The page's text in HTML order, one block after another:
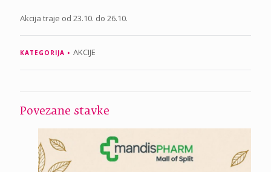
Akcija traje od 23.10. do 26.10.
KATEGORIJA AKCIJE
Povezane stavke